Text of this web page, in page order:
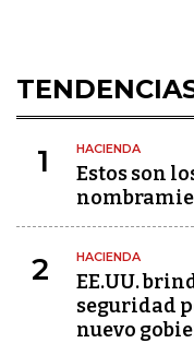
1 HACIENDA
Estos son
2 HACIENDA
EE.UU.
seguridad
nuevo